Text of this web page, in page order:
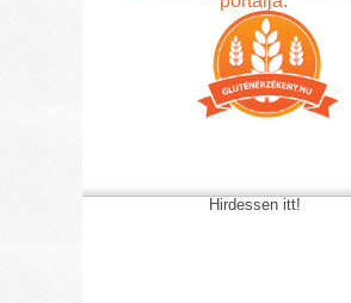
Hirdessen itt!